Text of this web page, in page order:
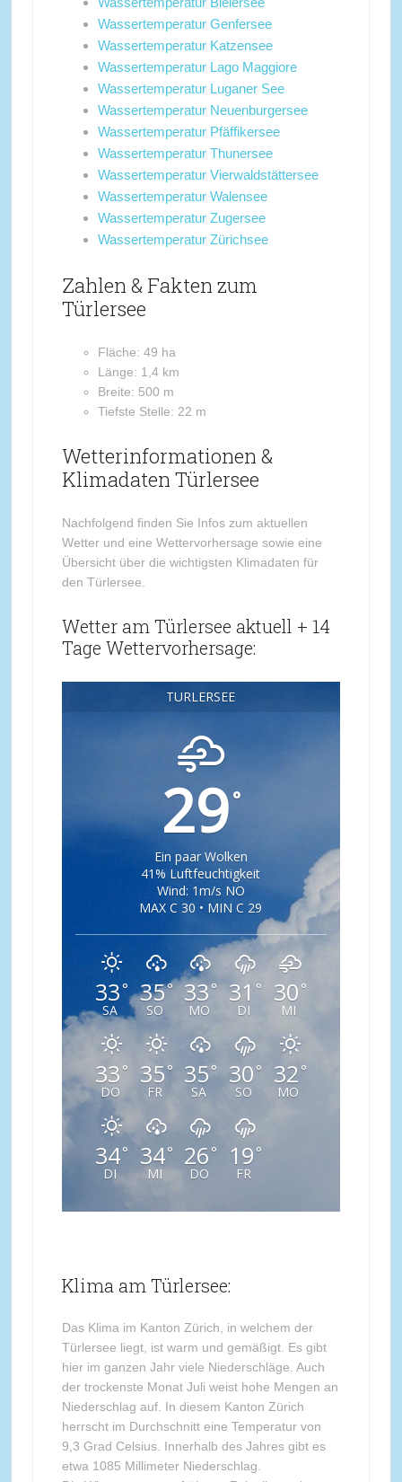
Wassertemperatur Genfersee
Wassertemperatur Katzensee
Wassertemperatur Lago Maggiore
Wassertemperatur Luganer See
Wassertemperatur Neuenburgersee
Wassertemperatur Pfäffikersee
Wassertemperatur Thunersee
Wassertemperatur Vierwaldstättersee
Wassertemperatur Walensee
Wassertemperatur Zugersee
Wassertemperatur Zürichsee
Zahlen & Fakten zum
Türlersee
Fläche: 49 ha
Länge: 1,4 km
Breite: 500 m
Tiefste Stelle: 22 m
Wetterinformationen &
Klimadaten Türlersee
Nachfolgend finden Sie Infos zum aktuellen
Wetter und eine Wettervorhersage sowie eine
Übersicht über die wichtigsten Klimadaten für
den Türlersee.
Wetter am Türlersee aktuell + 14
Tage Wettervorhersage:
TÜRLERSEE
29°
Ein paar Wolken
41% Luftfeuchtigkeit
Wind: 1m/s NO
MAX C 30 • MIN C 29
33°
SA
35°
SO
33°
MO
31 °
DI
30 °
MI
33 °
DO
35°
FR
35°
SA
30 °
SO
32 °
MO
34°
DI
34°
MI
26 °
DO
19 °
FR
Klima am Türlersee:
Das Klima im Kanton Zürich, in welchem der
Türlersee liegt, ist warm und gemäßigt. Es gibt
hier im ganzen Jahr viele Niederschläge. Auch
der trockenste Monat Juli weist hohe Mengen an
Niederschlag auf. In diesem Kanton Zürich
herrscht im Durchschnitt eine Temperatur von
9,3 Grad Celsius. Innerhalb des Jahres gibt es
etwa 1085 Millimeter Niederschlag.